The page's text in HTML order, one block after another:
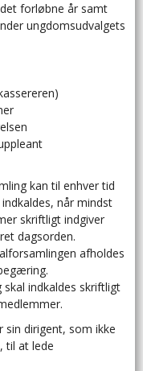
forløbne år samt
ungdomsudvalgets
kan til enhver tid
når mindst
skriftligt indgiver
dagsorden.
afholdes
indkaldes skriftligt
dirigent, som ikke
til at lede